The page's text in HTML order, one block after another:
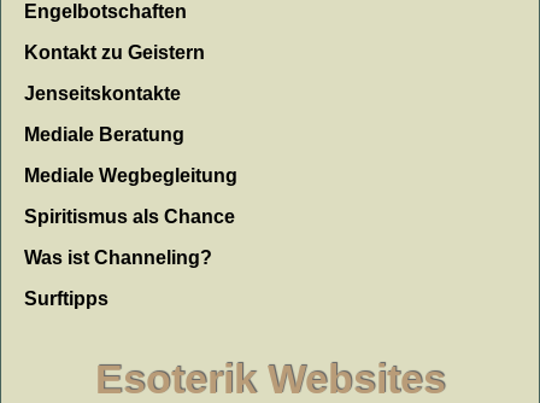
Engelbotschaften
Kontakt zu Geistern
Jenseitskontakte
Mediale Beratung
Mediale Wegbegleitung
Spiritismus als Chance
Was ist Channeling?
Surftipps
Esoterik Websites